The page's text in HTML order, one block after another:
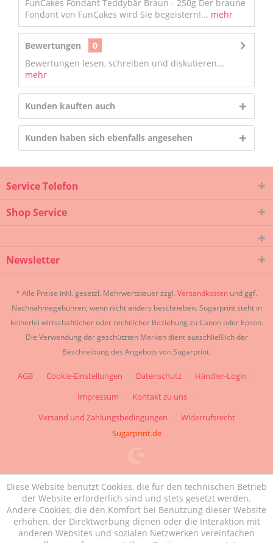
FunCakes Fondant Teddybär Braun - 250g Der braune
Fondant von FunCakes wird Sie begeistern!... mehr
Bewertungen
0
Bewertungen lesen, schreiben und diskutieren...
mehr
Kunden kauften auch
Kunden haben sich ebenfalls angesehen
Service Telefon
Shop Service
Newsletter
* Alle Preise inkl. gesetzl. Mehrwertsteuer zzgl. Versandkosten und ggf.
Nachnahmegebühren, wenn nicht anders beschrieben. Sugarprint steht in
keinerlei wirtschaftlicher oder rechtlicher Beziehung zu Canon oder Epson.
Die Verwendung der geschützten Marken dient ausschließlich der
Beschreibung des Angebots von Sugarprint.
AGB Cookie-Einstellungen Datenschutz
Händler-Login
Impressum
Kontakt zu uns
Versand und Zahlungsbedingungen
Widerrufsrecht
Sugarprint.de
Diese Website benutzt Cookies, die für den technischen Betrieb
der Website erforderlich sind und stets gesetzt werden.
Andere Cookies, die den Komfort bei Benutzung dieser Website
erhöhen, der Direktwerbung dienen oder die Interaktion mit
anderen Websites und sozialen Netzwerken vereinfachen